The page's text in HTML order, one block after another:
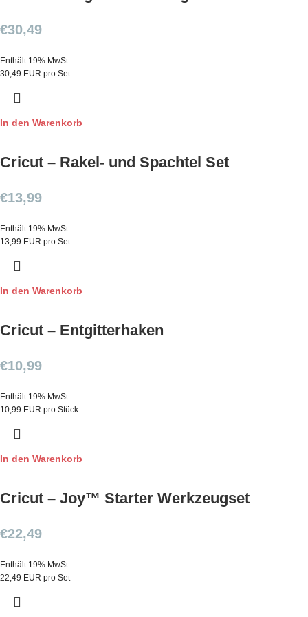
€30,49
Enthält 19% MwSt.
30,49 EUR pro Set
In den Warenkorb
Cricut – Rakel- und Spachtel Set
€13,99
Enthält 19% MwSt.
13,99 EUR pro Set
In den Warenkorb
Cricut – Entgitterhaken
€10,99
Enthält 19% MwSt.
10,99 EUR pro Stück
In den Warenkorb
Cricut – Joy™ Starter Werkzeugset
€22,49
Enthält 19% MwSt.
22,49 EUR pro Set